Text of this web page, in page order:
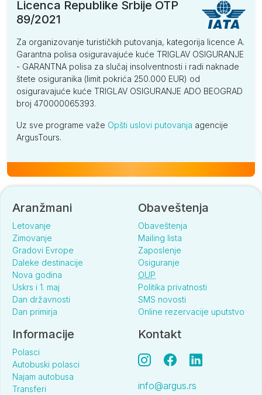
Licenca Republike Srbije OTP
89/2021
Za organizovanje turističkih putovanja, kategorija licence A.
Garantna polisa osiguravajuće kuće TRIGLAV OSIGURANJE
- GARANTNA polisa za slučaj insolventnosti i radi naknade
štete osiguranika (limit pokrića 250.000 EUR) od
osiguravajuće kuće TRIGLAV OSIGURANJE ADO BEOGRAD
broj 470000065393.
Uz sve programe važe Opšti uslovi putovanja agencije
ArgusTours.
Aranžmani
Letovanje
Zimovanje
Gradovi Evrope
Daleke destinacije
Nova godina
Uskrs i 1. maj
Dan državnosti
Dan primirja
Obaveštenja
Obaveštenja
Mailing lista
Zaposlenje
Osiguranje
OUP
Politika privatnosti
SMS novosti
Online rezervacije uputstvo
Informacije
Polasci
Autobuski polasci
Najam autobusa
Transferi
Kontakt
info@argus.rs